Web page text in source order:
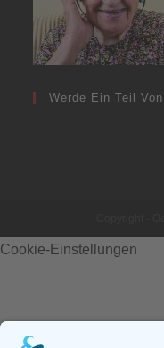
Werde Ein Teil
Cookie-Einstellungen